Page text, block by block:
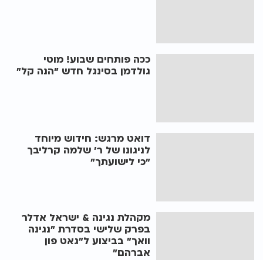
ככה פותחים שבוע! מוטי
גולדמן בסינגל חדש "הנה קל"
דואט מרגש: חידוש מיוחד
לניגונו של ר' שלמה קרליבך
"כי לישועתך"
מקהלת נגינה & ישראל אדלר
בפרק שלישי בסדרת "נגינה
וואך" בביצוע ל"גאט פון
אברהם"